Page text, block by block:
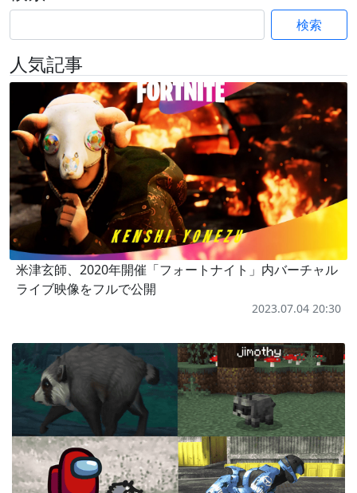
検索
人気記事
米津玄師、2020年開催「フォートナイト」内バーチャル
ライブ映像をフルで公開
2023.07.04 20:30